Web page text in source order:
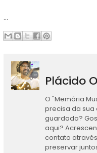
...
Plácido
O "Memória
precisa da
guardado?
aqui?
contato
preservar